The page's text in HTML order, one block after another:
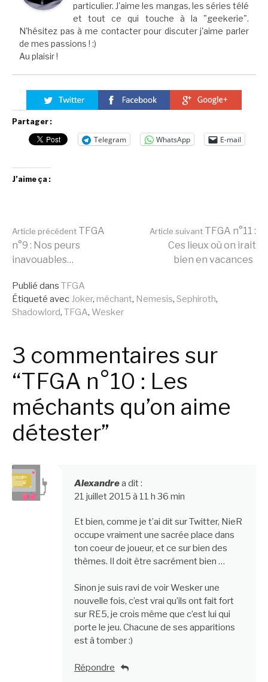
particulier. J'aime les mangas, les séries télé
et tout ce qui touche à la "geekerie".
N'hésitez pas à me contacter pour discuter j'aime parler
de mes passions ! :)
Au plaisir !
Partager :
Telegram WhatsApp E-mail
J’aime ça :
Lire
la
suite
Article précédent TFGA
n°9 : Nos peurs
inavouables…
Article suivant TFGA n°11 :
Ces lieux où on irait
bien en vacances
Publié dans TFGA
Étiqueté avec Joker, méchant, Nemesis, Sephiroth,
Shadowlord, TFGA, Wesker
3 commentaires sur
“TFGA n°10 : Les
méchants qu’on aime
détester”
Alexandrea dit :
21 juillet 2015 à 11 h 36 min
Et bien, comme je t’ai dit sur Twitter, NieR
occupe vraiment une sacrée place dans
ton coeur de joueur, et ce sur bien des
thèmes. Il doit être sacrément bien …
Sinon je suis ravi de voir Wesker une
nouvelle fois, c’est vrai qu’ils ont fait fort
sur RE5, je crois même que c’est lui qui
porte le jeu. Chacune de ses apparitions
est à tomber :)
Répondre